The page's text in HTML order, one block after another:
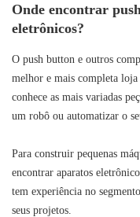
Onde encontrar
eletrônicos?
O push button e outros
melhor e mais completa
conhece as mais variadas
um robô ou automatizar o
Para construir pequenas
encontrar aparatos
tem experiência no
seus projetos.